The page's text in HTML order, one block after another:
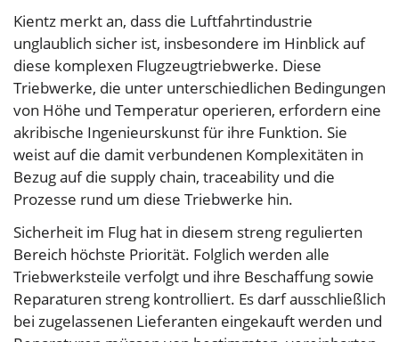
Kientz merkt an, dass die Luftfahrtindustrie
unglaublich sicher ist, insbesondere im Hinblick auf
diese komplexen Flugzeugtriebwerke. Diese
Triebwerke, die unter unterschiedlichen Bedingungen
von Höhe und Temperatur operieren, erfordern eine
akribische Ingenieurskunst für ihre Funktion. Sie
weist auf die damit verbundenen Komplexitäten in
Bezug auf die supply chain, traceability und die
Prozesse rund um diese Triebwerke hin.
Sicherheit im Flug hat in diesem streng regulierten
Bereich höchste Priorität. Folglich werden alle
Triebwerksteile verfolgt und ihre Beschaffung sowie
Reparaturen streng kontrolliert. Es darf ausschließlich
bei zugelassenen Lieferanten eingekauft werden und